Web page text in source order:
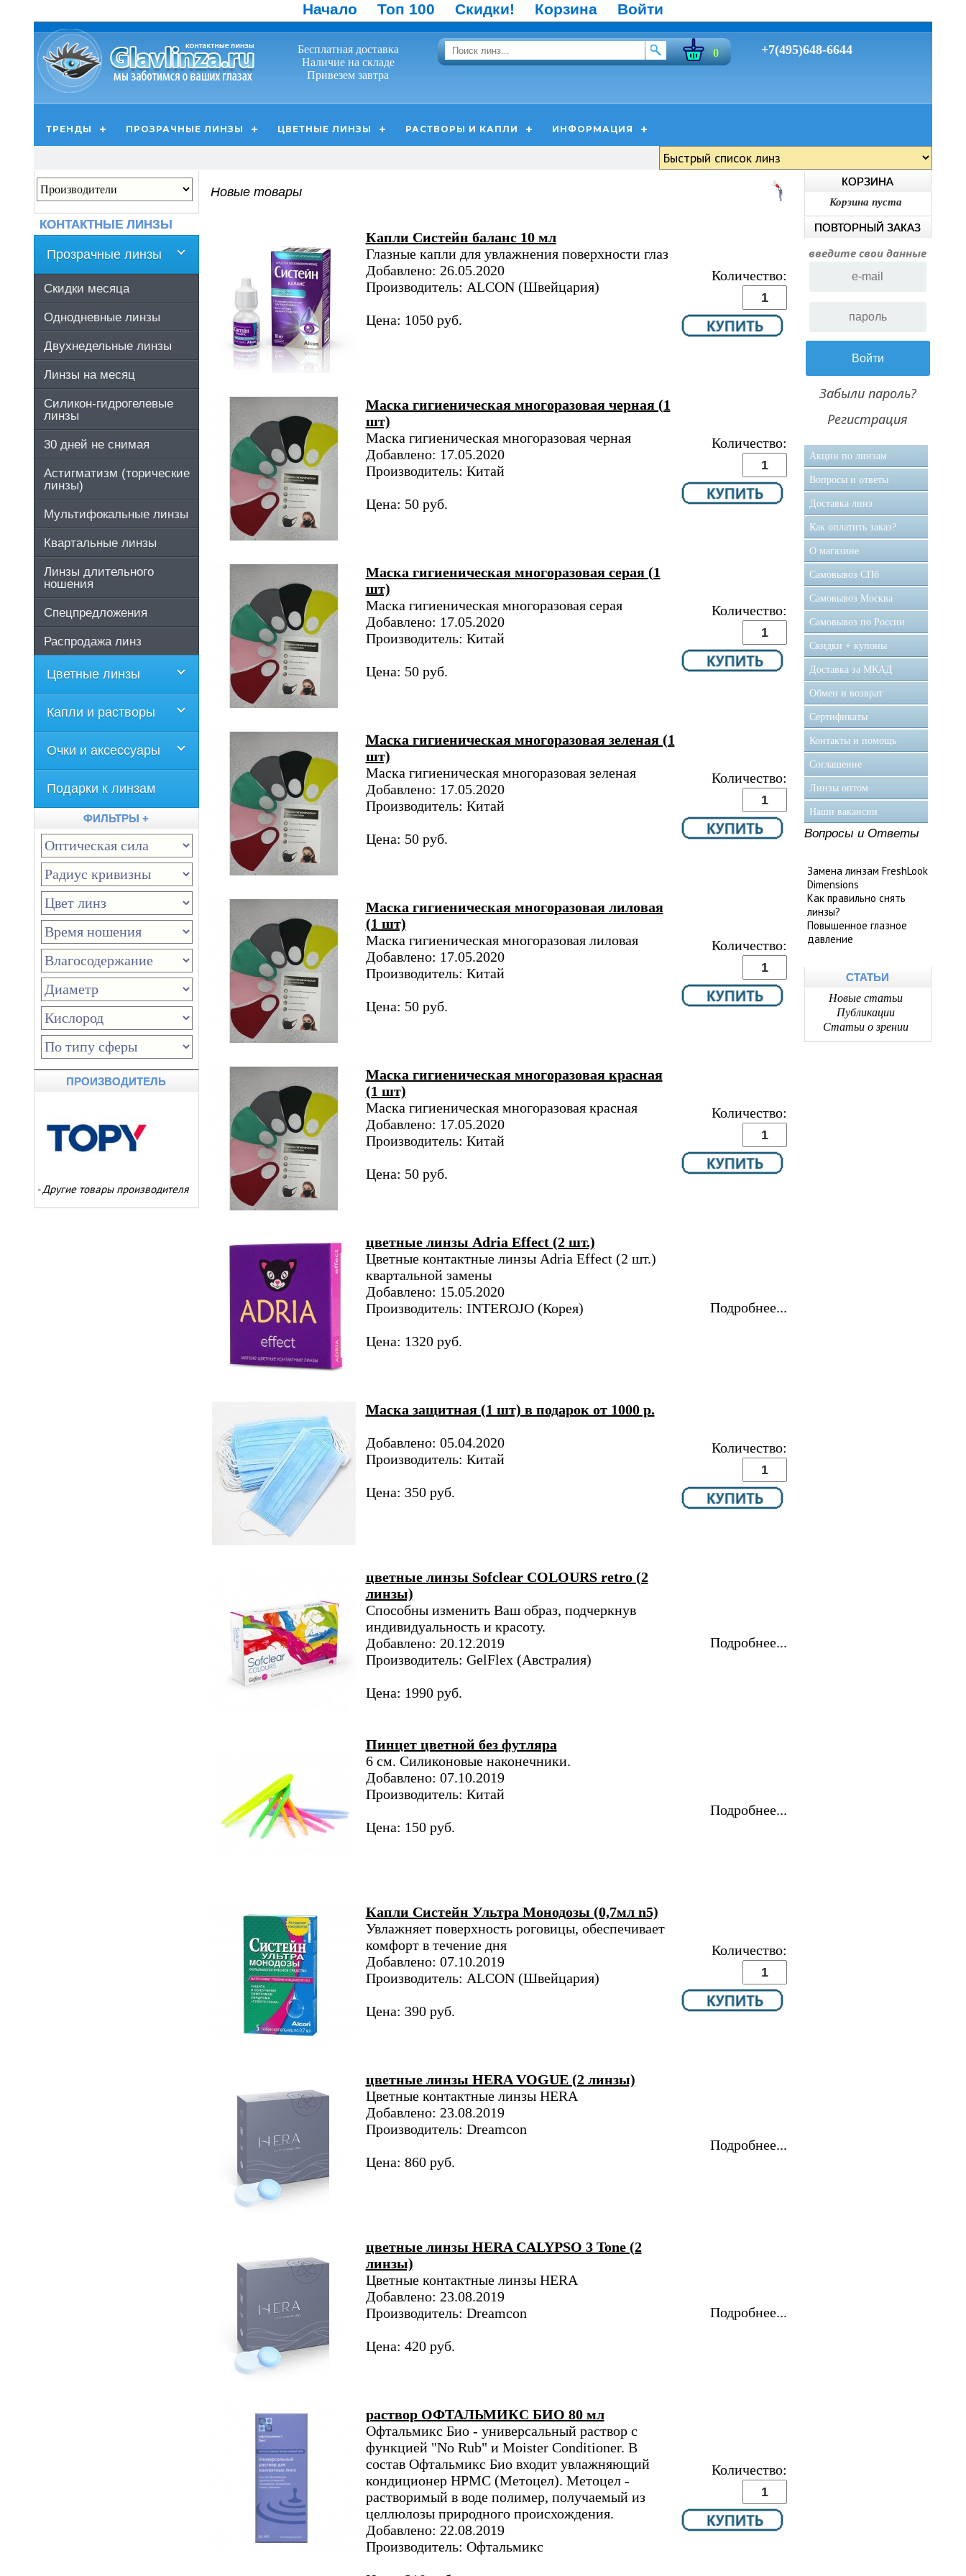
Начало Топ 100 Скидки! Корзина Войти
Бесплатная доставка
Наличие на складе
Привезем завтра
0 +7(495)648-6644
ТРЕНДЫ ПРОЗРАЧНЫЕ ЛИНЗЫ ЦВЕТНЫЕ ЛИНЗЫ РАСТВОРЫ И КАПЛИ ИНФОРМАЦИЯ
Новые товары
Капли Систейн баланс 10 мл
Глазные капли для увлажнения поверхности глаз
Добавлено: 26.05.2020
Производитель: ALCON (Швейцария)
Цена: 1050 руб.
Количество:
Маска гигиеническая многоразовая черная (1
шт)
Маска гигиеническая многоразовая черная
Добавлено: 17.05.2020
Производитель: Китай
Цена: 50 руб.
Количество:
Маска гигиеническая многоразовая серая (1
шт)
Маска гигиеническая многоразовая серая
Добавлено: 17.05.2020
Производитель: Китай
Цена: 50 руб.
Количество:
Маска гигиеническая многоразовая зеленая (1
шт)
Маска гигиеническая многоразовая зеленая
Добавлено: 17.05.2020
Производитель: Китай
Цена: 50 руб.
Количество:
Маска гигиеническая многоразовая лиловая
(1 шт)
Маска гигиеническая многоразовая лиловая
Добавлено: 17.05.2020
Производитель: Китай
Цена: 50 руб.
Количество:
Маска гигиеническая многоразовая красная
(1 шт)
Маска гигиеническая многоразовая красная
Добавлено: 17.05.2020
Производитель: Китай
Цена: 50 руб.
Количество:
цветные линзы Adria Effect (2 шт.)
Цветные контактные линзы Adria Effect (2 шт.)
квартальной замены
Добавлено: 15.05.2020
Производитель: INTEROJO (Корея)
Цена: 1320 руб.
Подробнее...
Маска защитная (1 шт) в подарок от 1000 р.
Добавлено: 05.04.2020
Производитель: Китай
Цена: 350 руб.
Количество:
цветные линзы Sofclear COLOURS retro (2
линзы)
Способны изменить Ваш образ, подчеркнув
индивидуальность и красоту.
Добавлено: 20.12.2019
Производитель: GelFlex (Австралия)
Цена: 1990 руб.
Подробнее...
Пинцет цветной без футляра
6 см. Cиликоновые наконечники.
Добавлено: 07.10.2019
Производитель: Китай
Цена: 150 руб.
Подробнее...
Капли Систейн Ультра Монодозы (0,7мл n5)
Увлажняет поверхность роговицы, обеспечивает
комфорт в течение дня
Добавлено: 07.10.2019
Производитель: ALCON (Швейцария)
Цена: 390 руб.
Количество:
цветные линзы HERA VOGUE (2 линзы)
Цветные контактные линзы HERA
Добавлено: 23.08.2019
Производитель: Dreamcon
Цена: 860 руб.
Подробнее...
цветные линзы HERA CALYPSO 3 Tone (2
линзы)
Цветные контактные линзы HERA
Добавлено: 23.08.2019
Производитель: Dreamcon
Цена: 420 руб.
Подробнее...
раствор ОФТАЛЬМИКС БИО 80 мл
Офтальмикс Био - универсальный раствор с
функцией "No Rub" и Moister Conditioner. В
состав Офтальмикс Био входит увлажняющий
кондиционер НРМС (Метоцел). Метоцел -
растворимый в воде полимер, получаемый из
целлюлозы природного происхождения.
Добавлено: 22.08.2019
Производитель: Офтальмикс
Количество:
КОНТАКТНЫЕ ЛИНЗЫ
Прозрачные линзы
Скидки месяца
Однодневные линзы
Двухнедельные линзы
Линзы на месяц
Силикон-гидрогелевые
линзы
30 дней не снимая
Астигматизм (торические
линзы)
Мультифокальные линзы
Квартальные линзы
Линзы длительного
ношения
Спецпредложения
Распродажа линз
Цветные линзы
Капли и растворы
Очки и аксессуары
Подарки к линзам
ФИЛЬТРЫ +
ПРОИЗВОДИТЕЛЬ
-Другие товары производителя
КОРЗИНА
Корзина пуста
ПОВТОРНЫЙ ЗАКАЗ
введите свои данные
Забыли пароль?
Регистрация
Акции по линзам
Вопросы и ответы
Доставка линз
Как оплатить заказ?
О магазине
Самовывоз CПб
Самовывоз Москва
Самовывоз по России
Скидки + купоны
Доставка за МКАД
Обмен и возврат
Сертификаты
Контакты и помощь
Соглашение
Линзы оптом
Наши вакансии
Вопросы и Ответы
Замена линзам FreshLook
Dimensions
Как правильно снять
линзы?
Повышенное глазное
давление
СТАТЬИ
Новые статьи
Публикации
Статьи о зрении